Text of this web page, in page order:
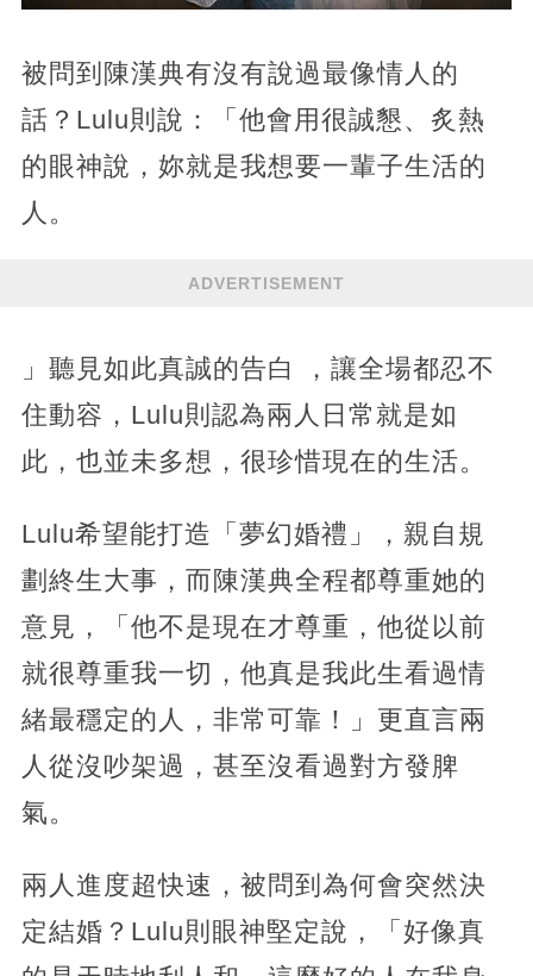
被問到陳漢典有沒有說過最像情人的
話？Lulu則說：「他會用很誠懇、炙熱
的眼神說，妳就是我想要一輩子生活的
人。
ADVERTISEMENT
」聽見如此真誠的告白 ，讓全場都忍不
住動容，Lulu則認為兩人日常就是如
此，也並未多想，很珍惜現在的生活。
Lulu希望能打造「夢幻婚禮」，親自規
劃終生大事，而陳漢典全程都尊重她的
意見，「他不是現在才尊重，他從以前
就很尊重我一切，他真是我此生看過情
緒最穩定的人，非常可靠！」更直言兩
人從沒吵架過，甚至沒看過對方發脾
氣。
兩人進度超快速，被問到為何會突然決
定結婚？Lulu則眼神堅定說，「好像真